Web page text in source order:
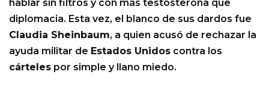
hablar sin filtros y con más testosterona que
diplomacia. Esta vez, el blanco de sus dardos fue
Claudia Sheinbaum, a quien acusó de rechazar la
ayuda militar de Estados Unidos contra los
cárteles por simple y llano miedo.